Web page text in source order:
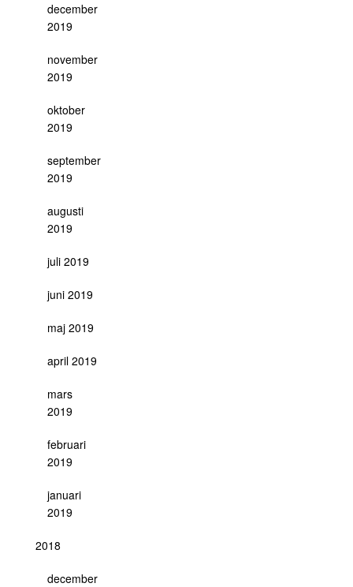
december
2019
november
2019
oktober
2019
september
2019
augusti
2019
juli 2019
juni 2019
maj 2019
april 2019
mars
2019
februari
2019
januari
2019
2018
december